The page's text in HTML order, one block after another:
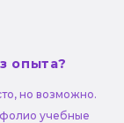
опыта?
но возможно.
учебные